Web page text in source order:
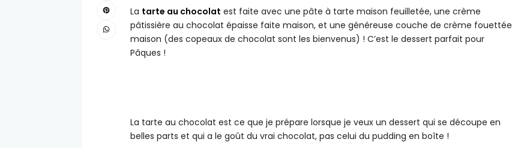
La tarte au chocolat est faite avec une pâte à tarte maison feuilletée, une crème
pâtissière au chocolat épaisse faite maison, et une généreuse couche de crème fouettée
maison (des copeaux de chocolat sont les bienvenus) ! C’est le dessert parfait pour
Pâques !
La tarte au chocolat est ce que je prépare lorsque je veux un dessert qui se découpe en
belles parts et qui a le goût du vrai chocolat, pas celui du pudding en boîte !